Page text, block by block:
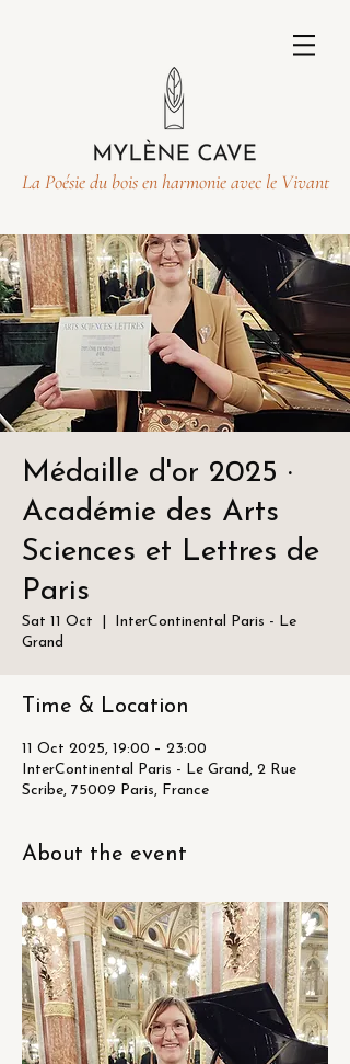
La Poésie du bois en harmonie avec le Vivant
Médaille d'or 2025 ·
Académie des Arts
Sciences et Lettres de
Paris
Sat 11 Oct
InterContinental Paris - Le
Grand
Time & Location
11 Oct 2025, 19:00 – 23:00
InterContinental Paris - Le Grand, 2 Rue
Scribe, 75009 Paris, France
About the event